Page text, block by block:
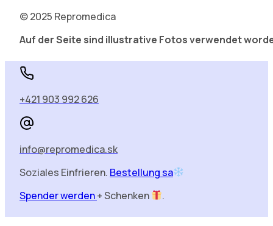
© 2025 Repromedica
Auf der Seite sind illustrative Fotos verwendet
+421 903 992 626
info@repromedica.sk
Soziales Einfrieren. Bestellung sa
Spender werden+ Schenken .